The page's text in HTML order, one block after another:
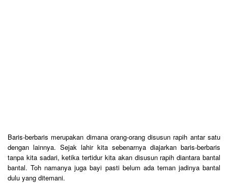
Baris-berbaris merupakan dimana orang-orang disusun rapih antar satu
dengan lainnya. Sejak lahir kita sebenarnya diajarkan baris-berbaris
tanpa kita sadari, ketika tertidur kita akan disusun rapih diantara bantal
bantal. Toh namanya juga bayi pasti belum ada teman jadinya bantal
dulu yang ditemani.